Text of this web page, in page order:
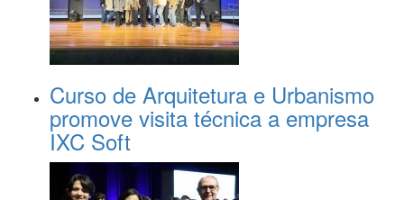
Curso de Arquitetura e Urbanismo
promove visita técnica a empresa
IXC Soft